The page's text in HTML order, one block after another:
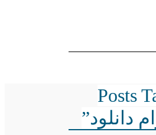
Posts
دانلود”